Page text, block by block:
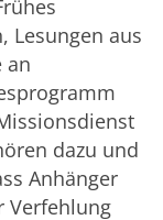
Lesungen aus
an
dazu und
Anhänger
Verfehlung